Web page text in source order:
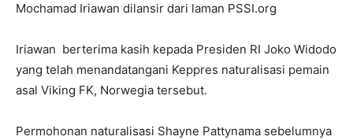
Mochamad Iriawan dilansir dari laman PSSI.org
Iriawan berterima kasih kepada Presiden RI Joko Widodo
yang telah menandatangani Keppres naturalisasi pemain
asal Viking FK, Norwegia tersebut.
Permohonan naturalisasi Shayne Pattynama sebelumnya